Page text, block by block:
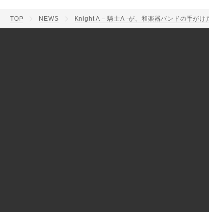
TOP NEWS Knight A – 騎士A -が、和楽器バンドの手が